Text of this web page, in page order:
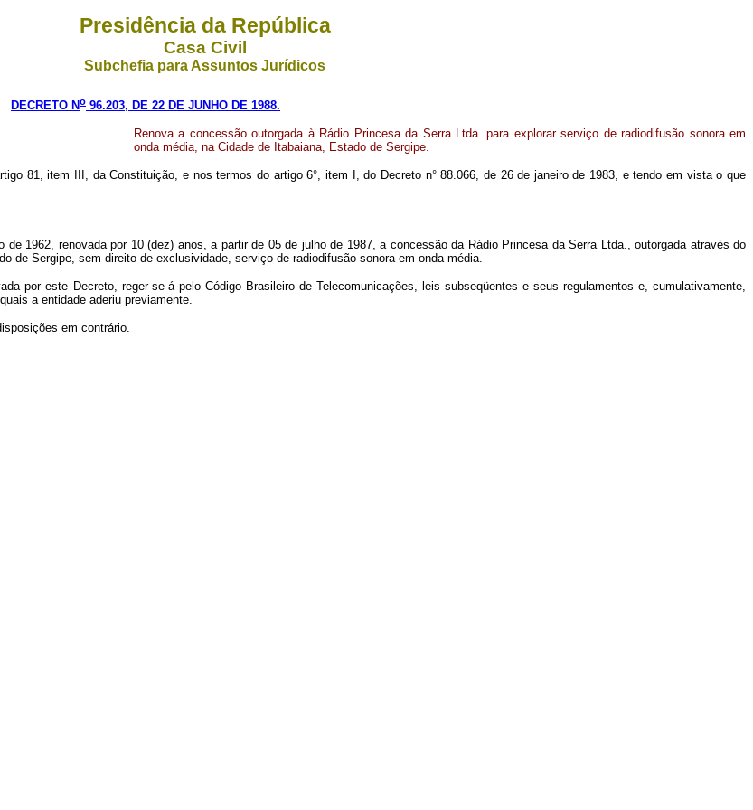
Presidência da República
Casa Civil
Subchefia para Assuntos Jurídicos
DECRETO No 96.203, DE 22 DE JUNHO DE 1988.
Renova a concessão outorgada à Rádio Princesa da Serra Ltda. para explorar serviço de radiodifusão sonora em
onda média, na Cidade de Itabaiana, Estado de Sergipe.
81, item III, da Constituição, e nos termos do artigo 6°, item I, do Decreto n° 88.066, de 26 de janeiro de 1983, e tendo em vista o que
1962, renovada por 10 (dez) anos, a partir de 05 de julho de 1987, a concessão da Rádio Princesa da Serra Ltda., outorgada através do
de Sergipe, sem direito de exclusividade, serviço de radiodifusão sonora em onda média.
por este Decreto, reger-se-á pelo Código Brasileiro de Telecomunicações, leis subseqüentes e seus regulamentos e, cumulativamente,
a entidade aderiu previamente.
em contrário.